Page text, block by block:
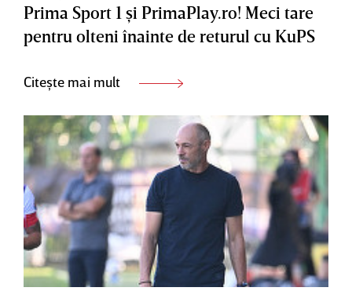
Prima Sport 1 şi PrimaPlay.ro! Meci tare
pentru olteni înainte de returul cu KuPS
Citește mai mult